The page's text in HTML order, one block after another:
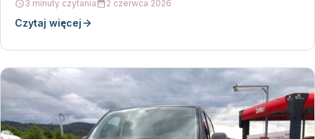
3 minuty czytania 2 czerwca 2026
Czytaj więcej